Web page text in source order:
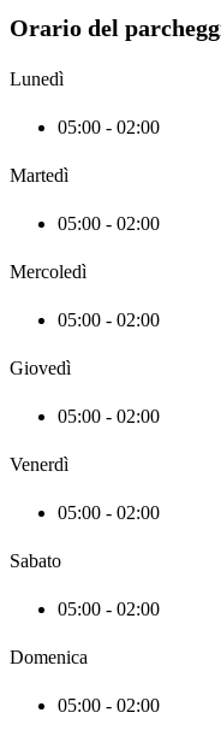
Orario del
Lunedì
05:00 - 02:00
Martedì
05:00 - 02:00
Mercoledì
05:00 - 02:00
Giovedì
05:00 - 02:00
Venerdì
05:00 - 02:00
Sabato
05:00 - 02:00
Domenica
05:00 - 02:00